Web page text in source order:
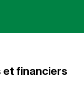
et financiers